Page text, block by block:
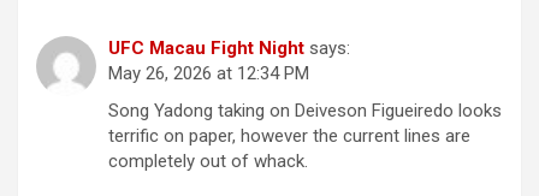
UFC Macau Fight Night says:
May 26, 2026 at 12:34 PM
Song Yadong taking on Deiveson Figueiredo looks
terrific on paper, however the current lines are
completely out of whack.